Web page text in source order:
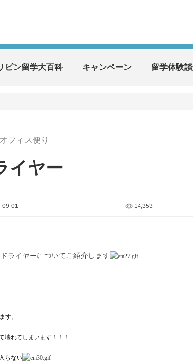
ピン留学大百科 キャンペーン 留学体験談
フィス便り
イヤー
09-01 14,353
ライヤーについてご紹介します
す。
壊れてしまいます！！！
らない